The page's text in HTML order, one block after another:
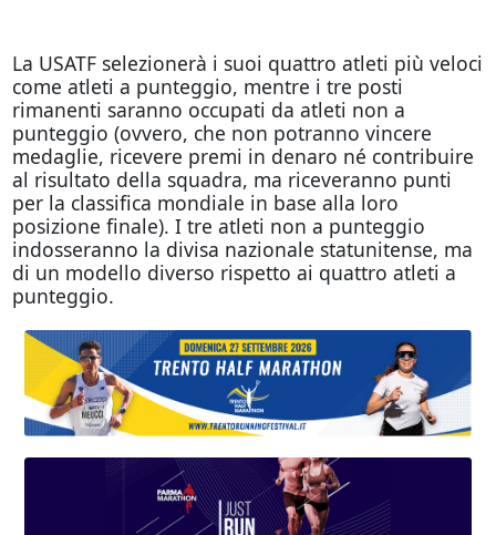
La USATF selezionerà i suoi quattro atleti più veloci
come atleti a punteggio, mentre i tre posti
rimanenti saranno occupati da atleti non a
punteggio (ovvero, che non potranno vincere
medaglie, ricevere premi in denaro né contribuire
al risultato della squadra, ma riceveranno punti
per la classifica mondiale in base alla loro
posizione finale). I tre atleti non a punteggio
indosseranno la divisa nazionale statunitense, ma
di un modello diverso rispetto ai quattro atleti a
punteggio.